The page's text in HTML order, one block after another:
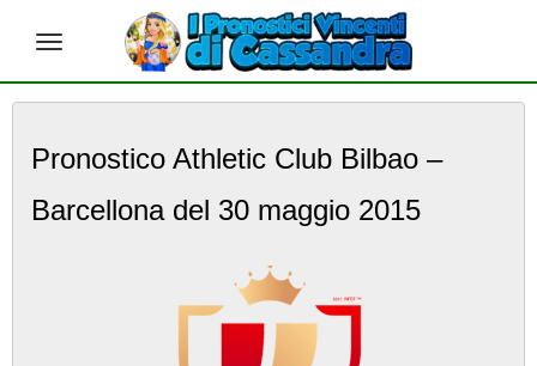
Pronostico Athletic Club Bilbao –
Barcellona del 30 maggio 2015